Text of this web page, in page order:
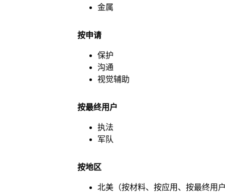
金属
按申请
保护
沟通
视觉辅助
按最终用户
执法
军队
按地区
北美（按材料、按应用、按最终用